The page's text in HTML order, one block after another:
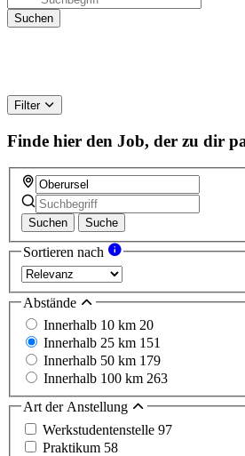
Filter
Finde hier den Job, der zu dir
Suchen Suche
Sortieren nach
Abstände
Innerhalb 10 km 20
Innerhalb 25 km 151
Innerhalb 50 km 179
Innerhalb 100 km 263
Art der Anstellung
Werkstudentenstelle 97
Praktikum 58